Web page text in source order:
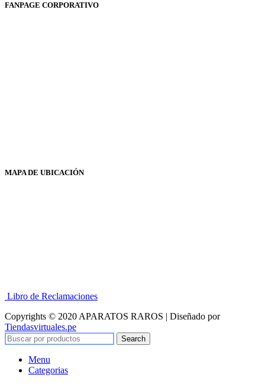
FANPAGE CORPORATIVO
MAPA DE UBICACIÓN
Libro de Reclamaciones
Copyrights © 2020 APARATOS RAROS | Diseñado por
Tiendasvirtuales.pe
Search
Menu
Categorias